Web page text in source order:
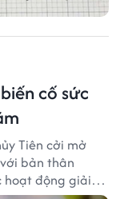
cố sức
Tiên cởi mở
bản thân
hoạt động giải